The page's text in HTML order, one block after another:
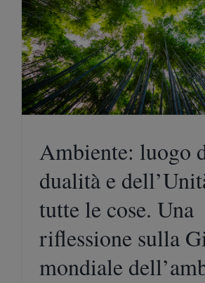
Ambiente: luogo
dualità e
tutte le cose. Una
riflessione sulla
mondiale